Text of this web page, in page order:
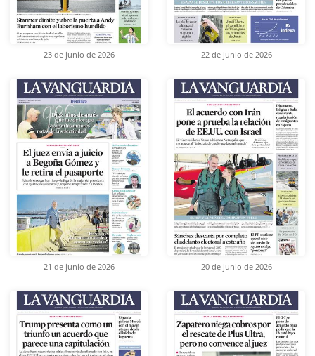
23 de junio de 2026 22 de junio de 2026
21 de junio de 2026 20 de junio de 2026